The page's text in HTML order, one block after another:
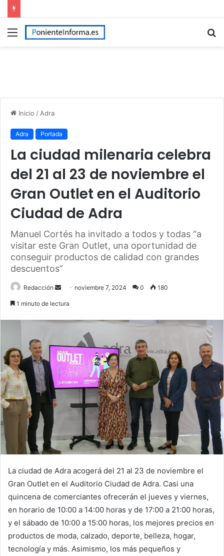
Menú
Inicio / Adra
Adra Portada
La ciudad milenaria celebra
del 21 al 23 de noviembre el
Gran Outlet en el Auditorio
Ciudad de Adra
Manuel Cortés ha invitado a todos y todas “a
visitar este Gran Outlet, una oportunidad de
conseguir productos de calidad con grandes
descuentos”
Redacción
Send noviembre 7, 2024 0 180
1 minuto de lectura
La ciudad de Adra acogerá del 21 al 23 de noviembre el
Gran Outlet en el Auditorio Ciudad de Adra. Casi una
quincena de comerciantes ofrecerán el jueves y viernes,
en horario de 10:00 a 14:00 horas y de 17:00 a 21:00 horas,
y el sábado de 10:00 a 15:00 horas, los mejores precios en
productos de moda, calzado, deporte, belleza, hogar,
tecnología y más. Asimismo, los más pequeños y